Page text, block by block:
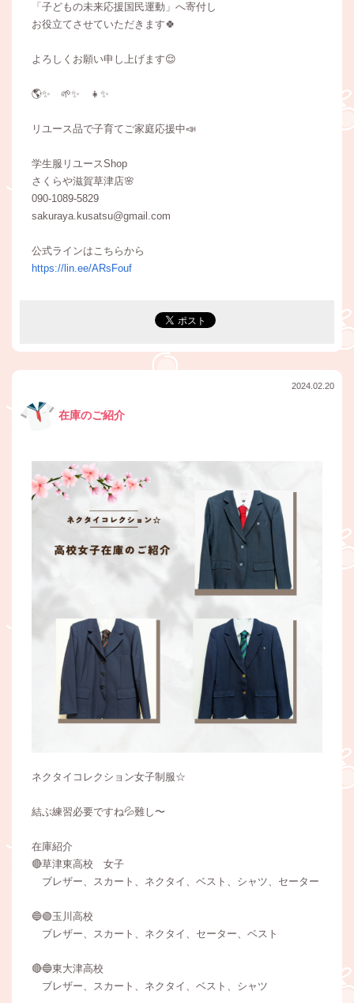
「子どもの未来応援国民運動」へ寄付し
お役立てさせていただきます🍀
よろしくお願い申し上げます😌
🌎✨ 🌱✨ 👧✨
リユース品で子育てご家庭応援中📣
学生服リユースShop
さくらや滋賀草津店🌸
090-1089-5829
sakuraya.kusatsu@gmail.com
公式ラインはこちらから
https://lin.ee/ARsFouf
2024.02.20
在庫のご紹介
ネクタイコレクション女子制服☆
結ぶ練習必要ですね💦難し〜
在庫紹介
🔴草津東高校 女子
ブレザー、スカート、ネクタイ、ベスト、シャツ、セーター
🔵🟢玉川高校
ブレザー、スカート、ネクタイ、セーター、ベスト
🔴🔵東大津高校
ブレザー、スカート、ネクタイ、ベスト、シャツ